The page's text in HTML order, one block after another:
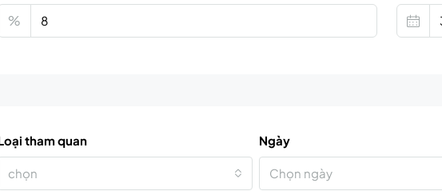
%
tham quan
chọn
Ngày
Chọn ngày